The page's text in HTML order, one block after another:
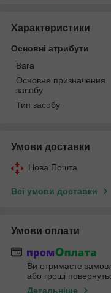
Характеристики
Основні атрибути
Вага
Основне призначення
засобу
Тип засобу
Умови доставки
Нова Пошта
Всі умови доставки
Умови оплати
Ви отримаєте
або гроші
Детальніше